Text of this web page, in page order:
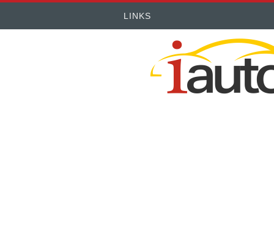
LINKS